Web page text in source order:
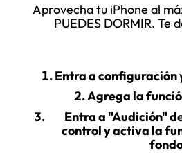
Aprovecha tu iPhone al
PUEDES DORMIR. Te
Entra a configuración
Agrega la
Entra a "Audición"
control y activa la